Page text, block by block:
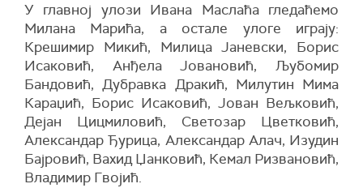
У главној улози Ивана Маслаћа гледаћемо
Милана Марића, а остале улоге играју:
Крешимир Микић, Милица Јаневски, Борис
Исаковић, Анђела Јовановић, Љубомир
Бандовић, Дубравка Дракић, Милутин Мима
Караџић, Борис Исаковић, Јован Вељковић,
Дејан Цицмиловић, Светозар Цветковић,
Александар Ђурица, Александар Алач, Изудин
Бајровић, Вахид Џанковић, Кемал Ризвановић,
Владимир Гвојић.